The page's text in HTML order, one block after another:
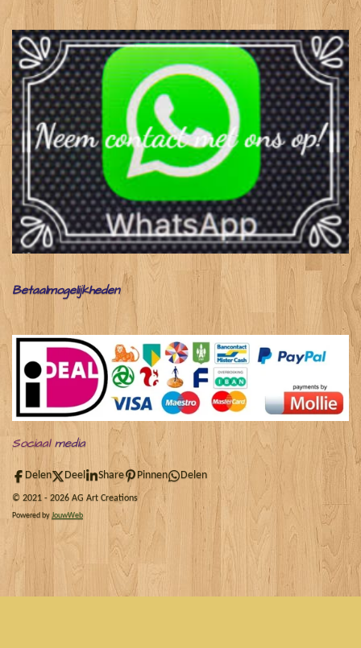
Betaalmogelijkheden
Sociaalmedia
Delen Deel Share Pinnen Delen
© 2021 - 2026 AG Art Creations
Powered byJouwWeb